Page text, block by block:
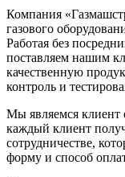
Компания
газового
Работая без
поставляем нашим
качественную
контроль и
Мы являемся клиент
каждый клиент
сотрудничестве,
форму и способ